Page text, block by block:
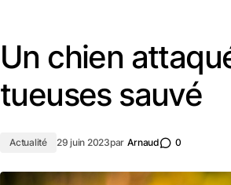
Un chien
tueuses sauvé
Actualité 29 juin 2023par Arnaud 0